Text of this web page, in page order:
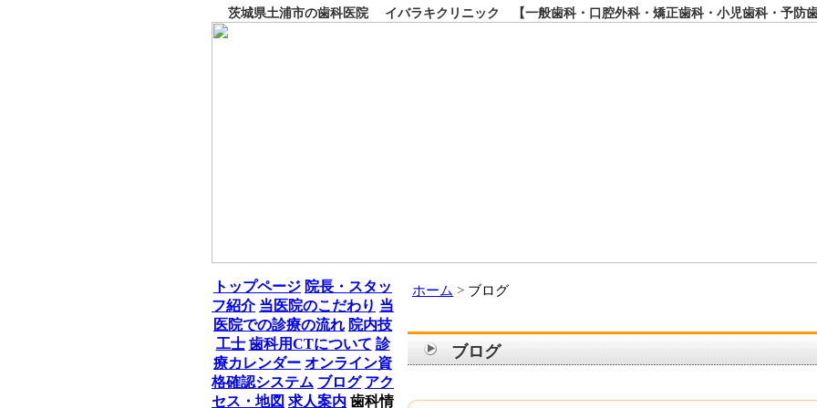
茨城県土浦市の歯科医院 イバラキクリニック 【一般歯科・口腔外科・矯正歯科・小児歯科・予防
トップページ 院長・スタッ
フ紹介 当医院のこだわり 当
医院での診療の流れ 院内技
工士 歯科用CTについて 診
療カレンダー オンライン資
格確認システム ブログ アク
セス・地図 求人案内 歯科情
ホーム ブログ
ブログ